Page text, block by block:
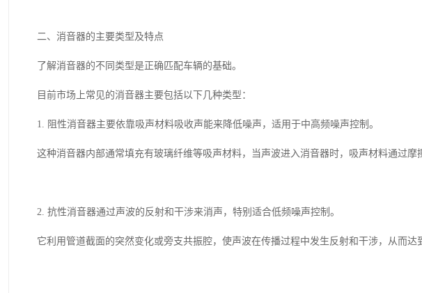
二、消音器的主要类型及特点
了解消音器的不同类型是正确匹配车辆的基础。
目前市场上常见的消音器主要包括以下几种类型：
1. 阻性消音器主要依靠吸声材料吸收声能来降低噪声，适用于中高频噪声控制。
这种消音器内部通常填充有玻璃纤维等吸声材料，当声波进入消音器时，吸声材料通过摩
2. 抗性消音器通过声波的反射和干涉来消声，特别适合低频噪声控制。
它利用管道截面的突然变化或旁支共振腔，使声波在传播过程中发生反射和干涉，从而达